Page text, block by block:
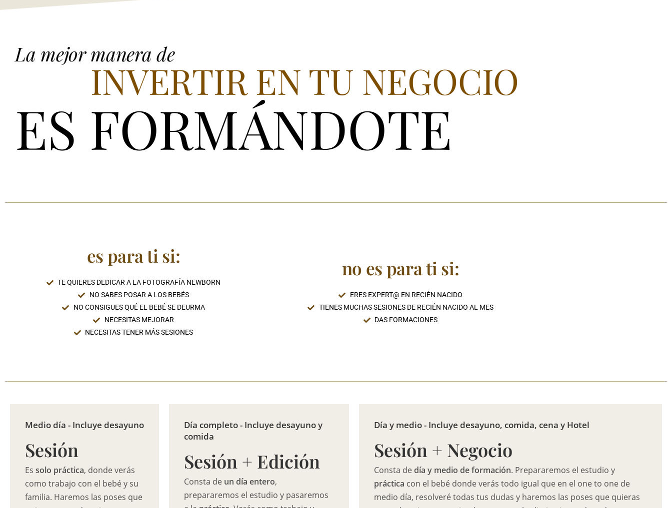
La mejor manera de
INVERTIR EN TU NEGOCIO
ES FORMÁNDOTE
es para ti si:
TE QUIERES DEDICAR A LA FOTOGRAFÍA NEWBORN
NO SABES POSAR A LOS BEBÉS
NO CONSIGUES QUÉ EL BEBÉ SE DEURMA
NECESITAS MEJORAR
NECESITAS TENER MÁS SESIONES
no es para ti si:
ERES EXPERT@ EN RECIÉN NACIDO
TIENES MUCHAS SESIONES DE RECIÉN NACIDO AL MES
DAS FORMACIONES
Medio día - Incluye desayuno
Sesión
Es solo práctica, donde verás
como trabajo con el bebé y su
familia. Haremos las poses que
Día completo - Incluye desayuno y
comida
Sesión + Edición
Consta de un día entero,
prepararemos el estudio y pasaremos
Día y medio - Incluye desayuno, comida, cena y Hotel
Sesión + Negocio
Consta dedía y medio de formación. Prepararemos el estudio y
práctica con el bebé donde verás todo igual que en el one to one de
medio día, resolveré todas tus dudas y haremos las poses que quieras